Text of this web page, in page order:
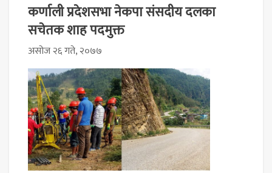
कर्णाली प्रदेशसभा नेकपा संसदीय दलका
सचेतक शाह पदमुक्त
असोज २६ गते, २०७७